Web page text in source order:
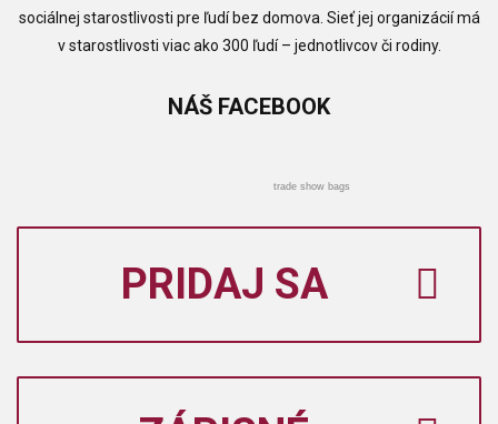
sociálnej starostlivosti pre ľudí bez domova. Sieť jej organizácií má
v starostlivosti viac ako 300 ľudí – jednotlivcov či rodiny.
NÁŠ FACEBOOK
trade show bags
PRIDAJ SA